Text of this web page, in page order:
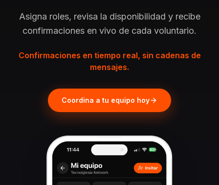
Asigna roles, revisa la disponibilidad y recibe
confirmaciones en vivo de cada voluntario.
Confirmaciones en tiempo real, sin cadenas de
mensajes.
Coordina a tu equipo hoy